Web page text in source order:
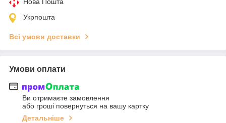
Укрпошта
Всі умови доставки
Умови оплати
Ви отримаєте замовлення
або гроші повернуться на вашу картку
Детальніше